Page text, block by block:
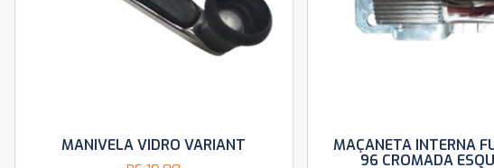
MANIVELA VIDRO VARIANT
MAÇANETA INTERNA
96 CROMADA